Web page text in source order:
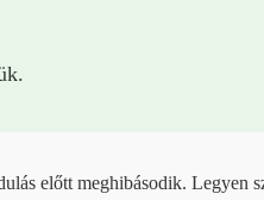
előtt meghibásodik. Legyen